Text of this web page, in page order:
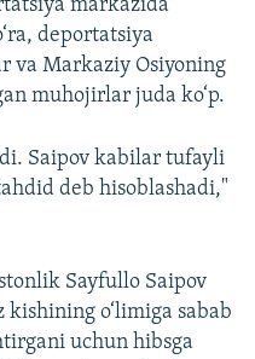
markazida
deportatsiya
va Markaziy Osiyoning
muhojirlar juda ko‘p.
Saipov kabilar tufayli
deb hisoblashadi,"
Sayfullo Saipov
o‘limiga sabab
uchun hibsga